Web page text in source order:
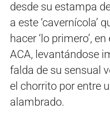
desde su estampa
a este ‘cavernícola’
hacer ‘lo primero’,
ACA, levantándose
falda de su sensual
el chorrito por entre
alambrado.